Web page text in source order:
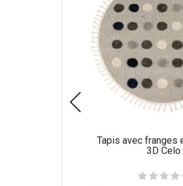
Tapis avec franges
3D Celo